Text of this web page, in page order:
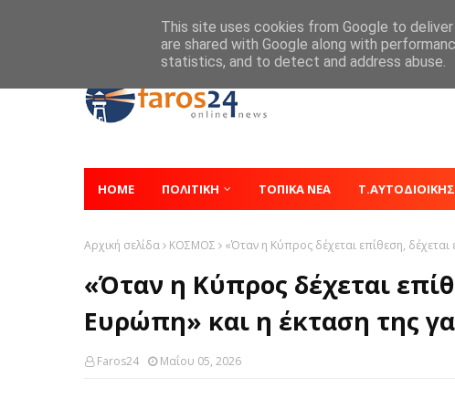
HOME ΠΟΛΙΤΙΚΗ ΤΟΠΙΚΑ ΝΕΑ
Αρχική σελίδα ΚΟΣΜΟΣ «Όταν η Κύπρος δέχεται επίθεση, δέχεται
«Όταν η Κύπρος δέχεται
Ευρώπη» και η έκταση της
Faros24 Μαΐου 05, 2026
This site uses cookies from Google to
are shared with Google along with
statistics, and to detect and address abuse.